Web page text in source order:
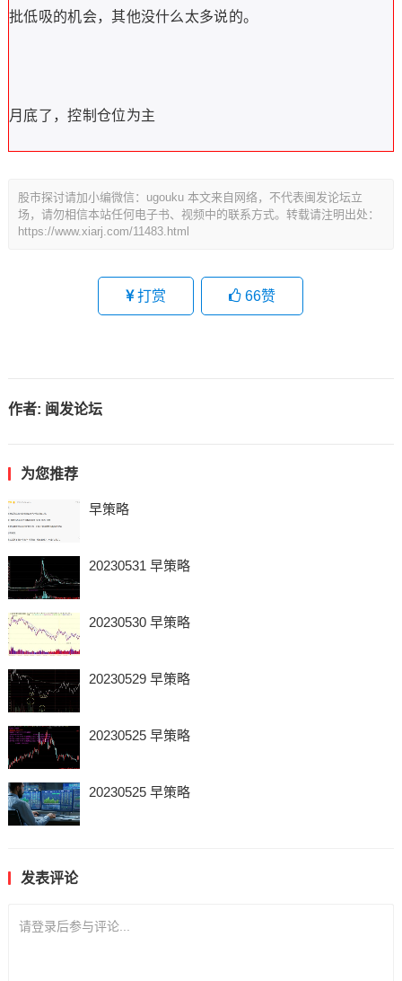
批低吸的机会，其他没什么太多说的。
月底了，控制仓位为主
股市探讨请加小编微信：ugouku 本文来自网络，不代表闽发论坛立
场，请勿相信本站任何电子书、视频中的联系方式。转载请注明出处：
https://www.xiarj.com/11483.html
打赏 66赞
作者: 闽发论坛
为您推荐
早策略
20230531 早策略
20230530 早策略
20230529 早策略
20230525 早策略
20230525 早策略
发表评论
请登录后参与评论...